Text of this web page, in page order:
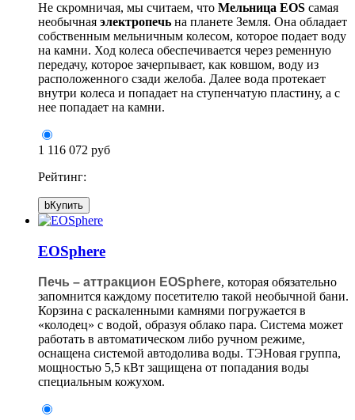
Не скромничая, мы считаем, что Мельница EOS самая
необычная электропечь на планете Земля. Она обладает
собственным мельничным колесом, которое подает воду
на камни. Ход колеса обеспечивается через ременную
передачу, которое зачерпывает, как ковшом, воду из
расположенного сзади желоба. Далее вода протекает
внутри колеса и попадает на ступенчатую пластину, а с
нее попадает на камни.
1 116 072 руб
Рейтинг:
bКупить
EOSphere
Печь – аттракцион EOSphere, которая обязательно
запомнится каждому посетителю такой необычной бани.
Корзина с раскаленными камнями погружается в
«колодец» с водой, образуя облако пара. Система может
работать в автоматическом либо ручном режиме,
оснащена системой автодолива воды. ТЭНовая группа,
мощностью 5,5 кВт защищена от попадания воды
специальным кожухом.